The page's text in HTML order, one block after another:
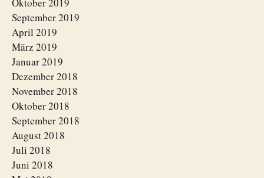
September 2019
April 2019
März 2019
Januar 2019
Dezember 2018
November 2018
Oktober 2018
September 2018
August 2018
Juli 2018
Juni 2018